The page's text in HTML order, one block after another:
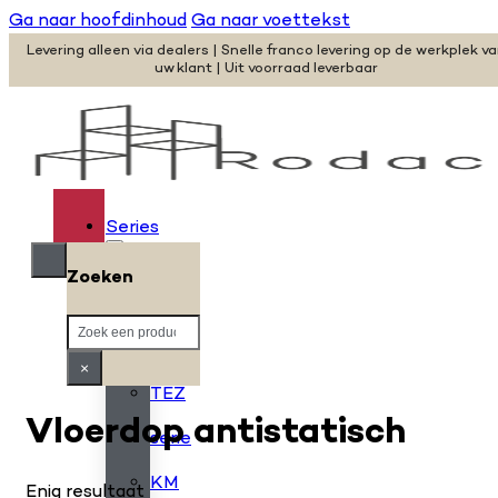
Ga naar hoofdinhoudGa naar voettekst
Levering alleen via dealers | Snelle franco levering op de werkplek
uw klant | Uit voorraad leverbaar
Series
serie
TEZ
serie
KM
Zoeken
Zoeken
×
Vloerdop antistatisch
Enig resultaat